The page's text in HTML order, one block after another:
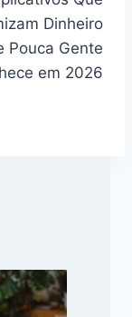
Dinheiro
Pouca Gente
em 2026